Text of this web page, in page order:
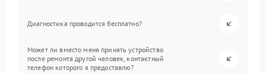
Диагностика проводится бесплатно?
Может ли вместо меня принять устройство
после ремонта другой человек, контактный
телефон которого я предоставлю?